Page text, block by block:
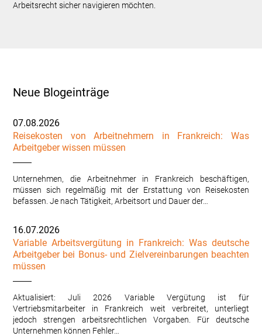
Arbeitsrecht sicher navigieren möchten.
Neue Blogeinträge
07.08.2026
Reisekosten von Arbeitnehmern in Frankreich: Was
Arbeitgeber wissen müssen
Unternehmen, die Arbeitnehmer in Frankreich beschäftigen,
müssen sich regelmäßig mit der Erstattung von Reisekosten
befassen. Je nach Tätigkeit, Arbeitsort und Dauer der…
16.07.2026
Variable Arbeitsvergütung in Frankreich: Was deutsche
Arbeitgeber bei Bonus- und Zielvereinbarungen beachten
müssen
Aktualisiert: Juli 2026 Variable Vergütung ist für
Vertriebsmitarbeiter in Frankreich weit verbreitet, unterliegt
jedoch strengen arbeitsrechtlichen Vorgaben. Für deutsche
Unternehmen können Fehler…